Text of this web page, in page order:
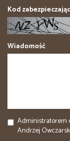
Kod
Wiadomość
Administratorem
Andrzej